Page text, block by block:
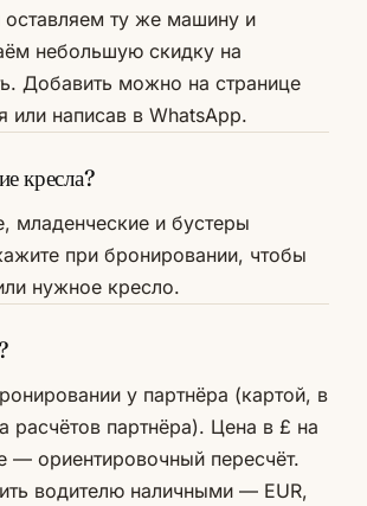
ту же машину и
небольшую скидку на
Добавить можно на странице
или написав в WhatsApp.
кресла?
младенческие и бустеры
при бронировании, чтобы
нужное кресло.
у партнёра (картой, в
расчётов партнёра). Цена в £ на
— ориентировочный пересчёт.
водителю наличными — EUR,